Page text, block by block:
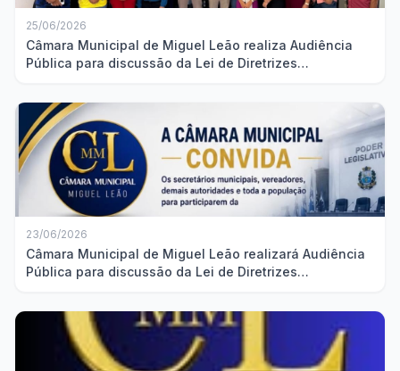
25/06/2026
Câmara Municipal de Miguel Leão realiza Audiência
Pública para discussão da Lei de Diretrizes
23/06/2026
Câmara Municipal de Miguel Leão realizará Audiência
Pública para discussão da Lei de Diretrizes